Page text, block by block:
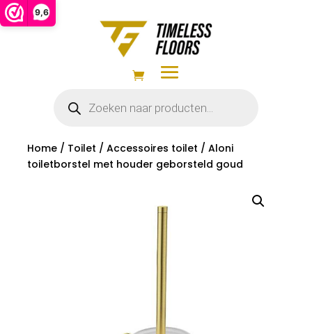
9,6
zoeken
Home/ Toilet / Accessoires toilet / Aloni
toiletborstel met houder geborsteld goud